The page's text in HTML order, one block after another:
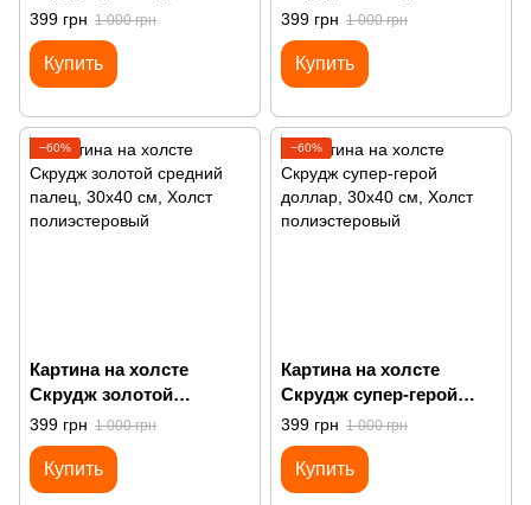
399 грн 1 000 грн
Купить
399 грн 1 000 грн
Купить
−60%
Картина на холсте
Скрудж золотой
средний палец
399 грн 1 000 грн
Купить
−60%
Картина на холсте
Скрудж супер-герой
доллар
399 грн 1 000 грн
Купить